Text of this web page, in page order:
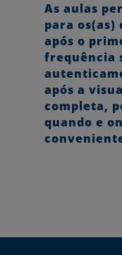
As aulas
para os(as)
após o
frequência
após a
completa,
quando e